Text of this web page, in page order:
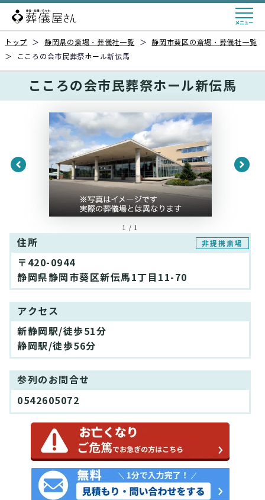
トップ ＞ 静岡県の斎場・葬儀社一覧 ＞
静岡市葵区の斎場・葬儀社一覧
＞
こころの会市民葬祭ホール新伝馬
こころの会市民葬祭ホール新伝馬
1 / 1
住所 非提携斎場
〒420-0944
静岡県静岡市葵区新伝馬1丁目11-70
アクセス
新静岡駅/徒歩51分
静岡駅/徒歩56分
参列のお問合せ
0542605072